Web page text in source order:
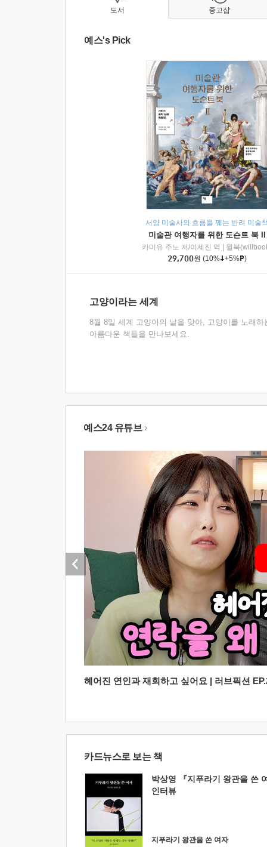
도서
예스's Pick
서양 미술사의 흐름을 꿰는 반려 미술
미술관 여행자를 위한 도슨트 북 II
카미유 주노 저/이세진 역
윌북
29,700원 (10% +5% )
고양이라는 세계
8월 8일 세계 고양이의 날을 맞아, 고양이를 노래하
아름다운 책들을 만나보세요.
중고샵
예스24 유튜브
헤어진 연인과 재회하고 싶어요 | 러브픽션
카드뉴스로 보는 책
박상영 『지푸라기 왕관을 쓴
인터뷰
지푸라기 왕관을 쓴 여자